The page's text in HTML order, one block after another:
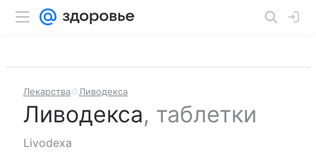
Лекарства Ливодекса
Ливодекса, таблетки
Livodexa